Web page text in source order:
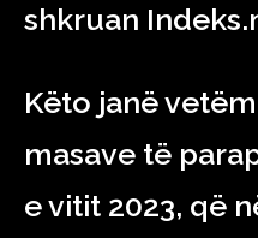
shkruan
Këto janë
masave të
e vitit 2023, që